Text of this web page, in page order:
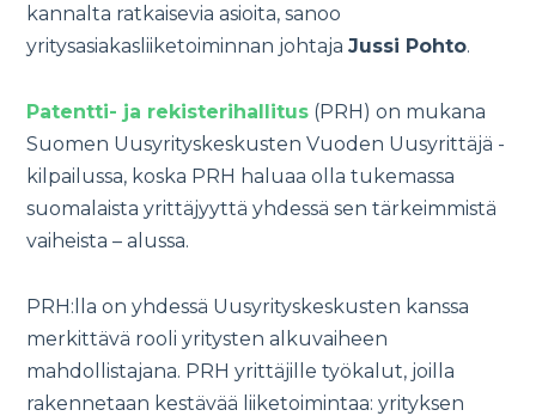
kannalta ratkaisevia asioita, sanoo
yritysasiakasliiketoiminnan johtajaJussi Pohto.
Patentti- ja rekisterihallitus (PRH) on mukana
Suomen Uusyrityskeskusten Vuoden Uusyrittäjä -
kilpailussa, koska PRH haluaa olla tukemassa
suomalaista yrittäjyyttä yhdessä sen tärkeimmistä
vaiheista – alussa.
PRH:lla on yhdessä Uusyrityskeskusten kanssa
merkittävä rooli yritysten alkuvaiheen
mahdollistajana. PRH yrittäjille työkalut, joilla
rakennetaan kestävää liiketoimintaa: yrityksen